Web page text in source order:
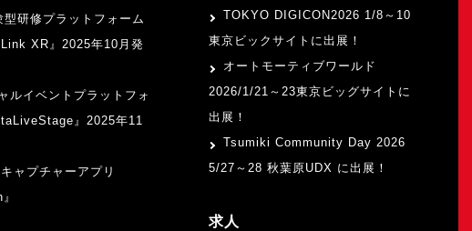
型研修プラットフォーム
XR』2025年10月発
ルイベントプラットフォ
』2025年11
ャプチャーアプリ
TOKYO DIGICON2026 1/8～10
東京ビックサイトに出展！
オートモーティブワールド
2026/1/21～23東京ビッグサイトに
出展！
Tsumiki Community Day 2026
5/27～28 秋葉原UDX に出展！
求人